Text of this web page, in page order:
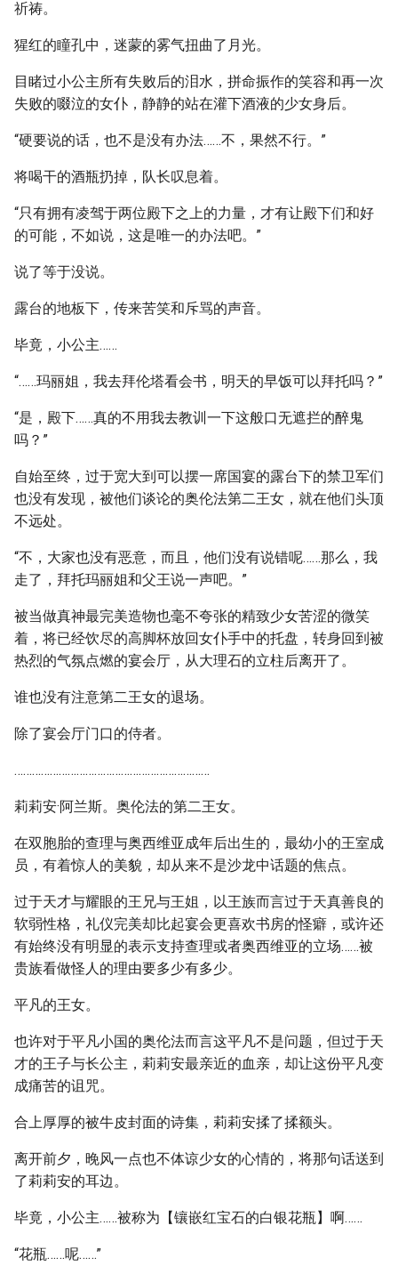
祈祷。
猩红的瞳孔中，迷蒙的雾气扭曲了月光。
目睹过小公主所有失败后的泪水，拼命振作的笑容和再一次
失败的啜泣的女仆，静静的站在灌下酒液的少女身后。
“硬要说的话，也不是没有办法……不，果然不行。”
将喝干的酒瓶扔掉，队长叹息着。
“只有拥有凌驾于两位殿下之上的力量，才有让殿下们和好
的可能，不如说，这是唯一的办法吧。”
说了等于没说。
露台的地板下，传来苦笑和斥骂的声音。
毕竟，小公主……
“……玛丽姐，我去拜伦塔看会书，明天的早饭可以拜托吗？”
“是，殿下……真的不用我去教训一下这般口无遮拦的醉鬼
吗？”
自始至终，过于宽大到可以摆一席国宴的露台下的禁卫军们
也没有发现，被他们谈论的奥伦法第二王女，就在他们头顶
不远处。
“不，大家也没有恶意，而且，他们没有说错呢……那么，我
走了，拜托玛丽姐和父王说一声吧。”
被当做真神最完美造物也毫不夸张的精致少女苦涩的微笑
着，将已经饮尽的高脚杯放回女仆手中的托盘，转身回到被
热烈的气氛点燃的宴会厅，从大理石的立柱后离开了。
谁也没有注意第二王女的退场。
除了宴会厅门口的侍者。
…………………………………………………………
莉莉安·阿兰斯。奥伦法的第二王女。
在双胞胎的查理与奥西维亚成年后出生的，最幼小的王室成
员，有着惊人的美貌，却从来不是沙龙中话题的焦点。
过于天才与耀眼的王兄与王姐，以王族而言过于天真善良的
软弱性格，礼仪完美却比起宴会更喜欢书房的怪癖，或许还
有始终没有明显的表示支持查理或者奥西维亚的立场……被
贵族看做怪人的理由要多少有多少。
平凡的王女。
也许对于平凡小国的奥伦法而言这平凡不是问题，但过于天
才的王子与长公主，莉莉安最亲近的血亲，却让这份平凡变
成痛苦的诅咒。
合上厚厚的被牛皮封面的诗集，莉莉安揉了揉额头。
离开前夕，晚风一点也不体谅少女的心情的，将那句话送到
了莉莉安的耳边。
毕竟，小公主……被称为【镶嵌红宝石的白银花瓶】啊……
“花瓶……呢……”